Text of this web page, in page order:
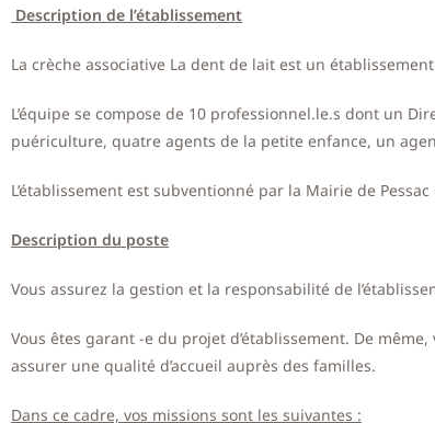
Description de l’établissement
La crèche associative La dent de lait est un
L’équipe se compose de 10 professionnel.le.s dont un
puériculture, quatre agents de la petite enfance, un
L’établissement est subventionné par la Mairie de
Description du poste
Vous assurez la gestion et la responsabilité de
Vous êtes garant -e du projet d’établissement. De
assurer une qualité d’accueil auprès des familles.
Dans ce cadre, vos missions sont les suivantes :